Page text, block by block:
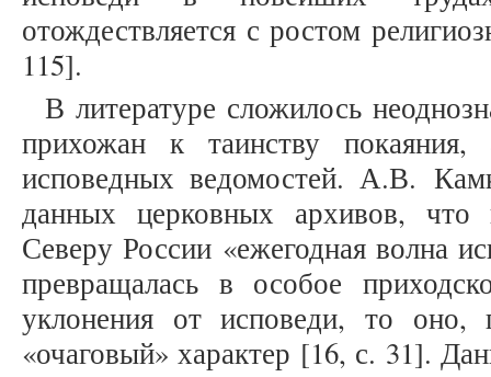
отождествляется с ростом
115].
В литературе сложилось
прихожан к таинству
исповедных ведомостей. А.В.
данных церковных архивов,
Северу России «ежегодная волна
превращалась в особое
уклонения от исповеди, то
«очаговый» характер [16, с. 31].